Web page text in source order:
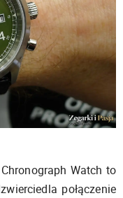
Watch to
połączenie